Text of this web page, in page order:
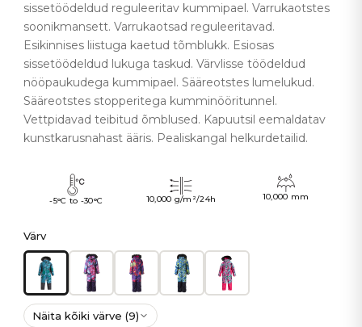
sissetöödeldud reguleeritav kummipael. Varrukaotstes
soonikmansett. Varrukaotsad reguleeritavad.
Esikinnises liistuga kaetud tõmblukk. Esiosas
sissetöödeldud lukuga taskud. Värvlisse töödeldud
nööpaukudega kummipael. Sääreotstes lumelukud.
Sääreotstes stopperitega kumminööritunnel.
Vettpidavad teibitud õmblused. Kapuutsil eemaldatav
kunstkarusnahast ääris. Pealiskangal helkurdetailid.
-5°C to -30°C 10,000 g/m²/24h 10,000 mm
Värv
Näita kõiki värve (9)